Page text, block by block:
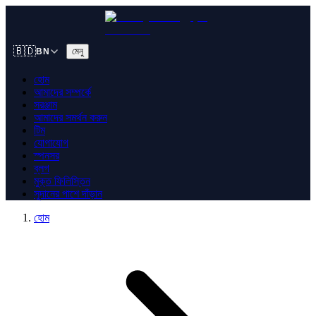
🇧🇩BN মেনু
হোম
আমাদের সম্পর্কে
সরঞ্জাম
আমাদের সমর্থন করুন
টিম
যোগাযোগ
স্পনসর
ব্লগ
মুক্ত ফিলিস্তিন
সুদানের পাশে দাঁড়ান
হোম